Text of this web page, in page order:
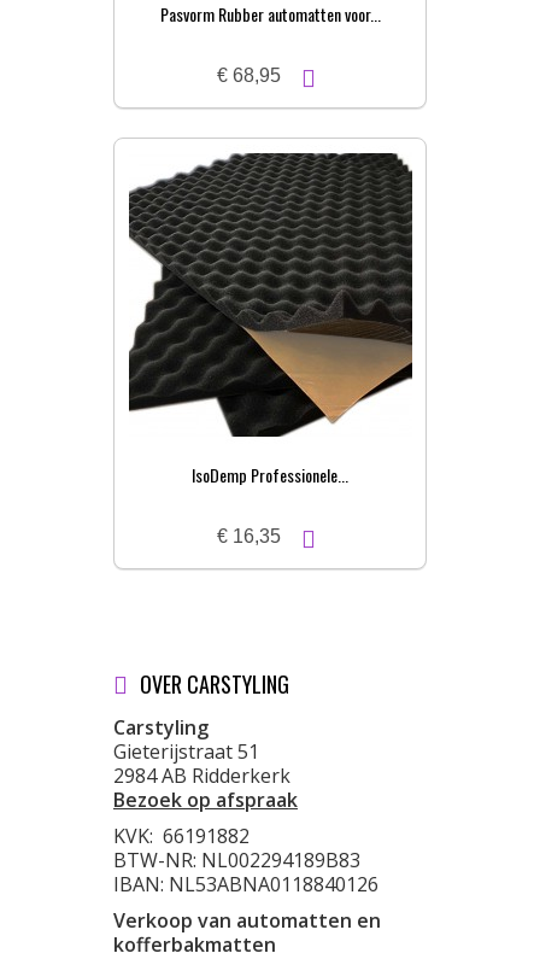
Pasvorm Rubber automatten voor...
€ 68,95
IsoDemp Professionele...
€ 16,35
OVER CARSTYLING
Carstyling
Gieterijstraat 51
2984 AB Ridderkerk
Bezoek op afspraak
KVK: 66191882
BTW-NR: NL002294189B83
IBAN: NL53ABNA0118840126
Verkoop van automatten en
kofferbakmatten